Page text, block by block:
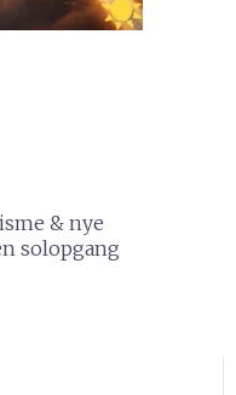
& nye
solopgang